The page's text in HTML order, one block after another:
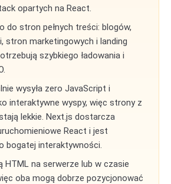
opartych na React.
do stron pełnych treści: blogów,
stron marketingowych i landing
szybkiego ładowania i
wysyła zero JavaScript i
interaktywne wyspy, więc strony z
lekkie. Next.js dostarcza
React i jest
bogatej interaktywności.
HTML na serwerze lub w czasie
oba mogą dobrze pozycjonować